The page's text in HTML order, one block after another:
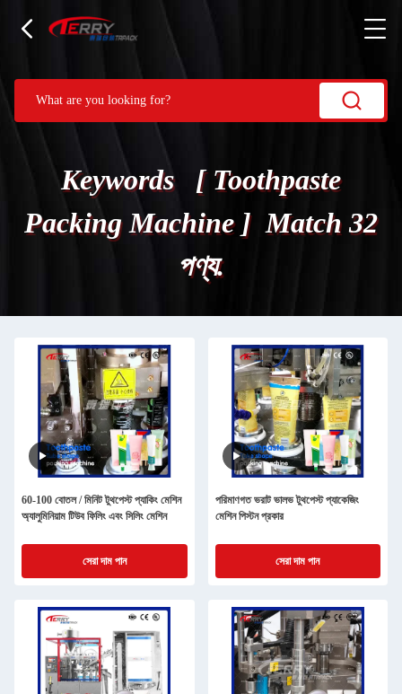
Keywords [ Toothpaste
Packing Machine ] Match 32
পণ্য.
60-100 বোতল / মিনিট টুথপেস্ট প্যাকিং মেশিন
অ্যালুমিনিয়াম টিউব ফিলিং এবং সিলিং মেশিন
সেরা দাম পান
পরিমাণগত ভরাট ভালভ টুথপেস্ট প্যাকেজিং
মেশিন পিস্টন প্রকার
সেরা দাম পান